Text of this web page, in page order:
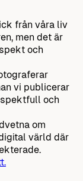
från våra liv
men det är
och
vi publicerar
och
om
värld där